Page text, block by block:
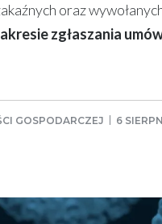
oraz
zgłaszania
GOSPODARCZEJ 6